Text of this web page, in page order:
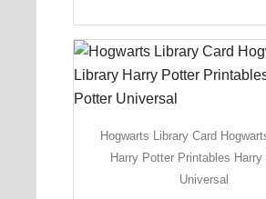
Hogwarts Library Card
Harry Potter Printables Harry
Universal